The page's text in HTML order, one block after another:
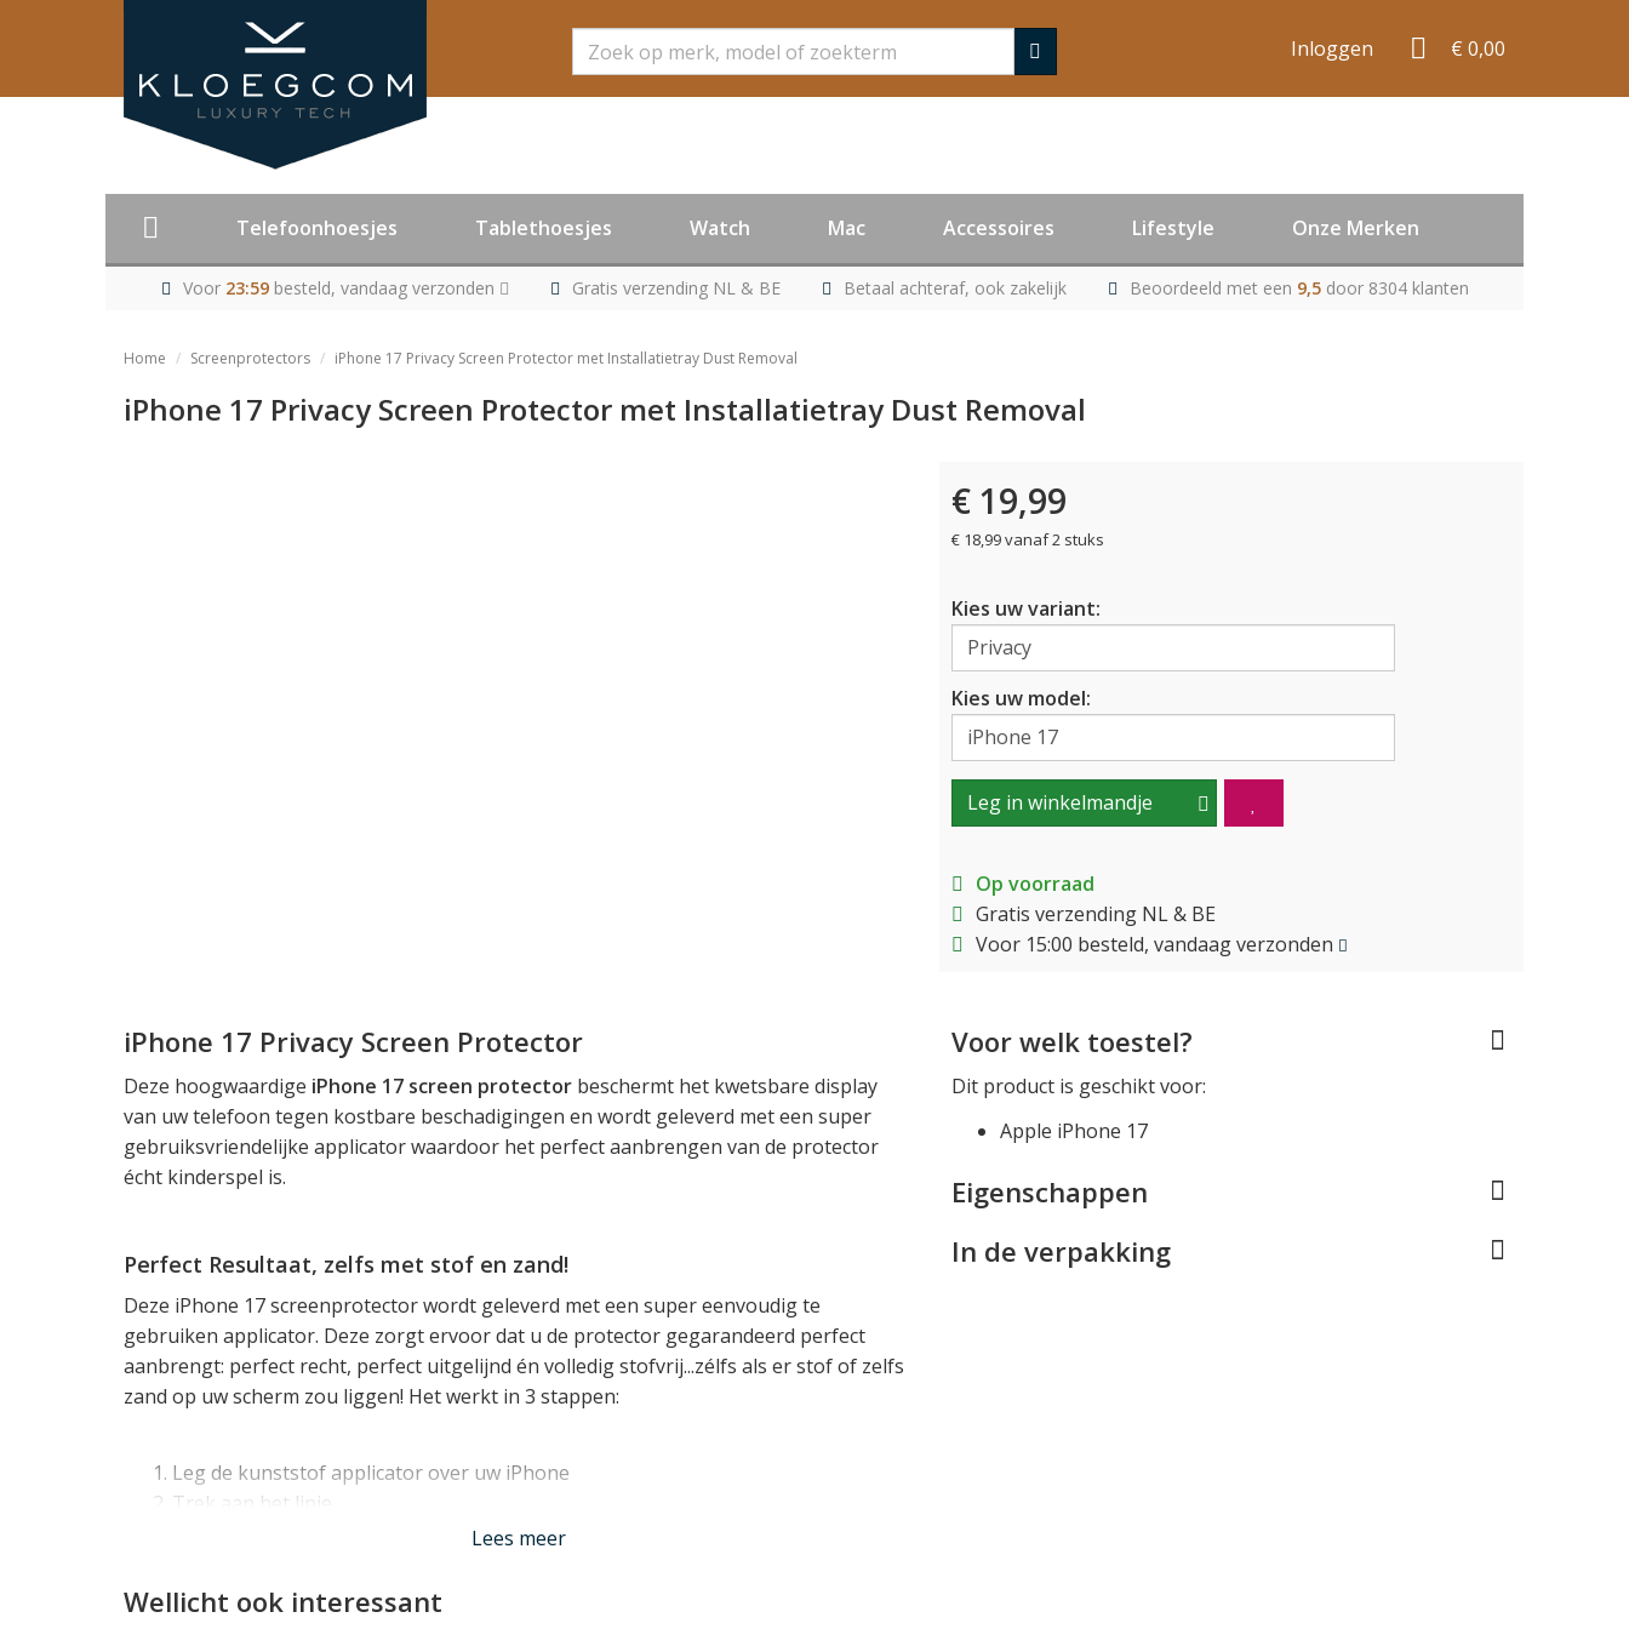
Zoeken Inloggen € 0,00
Telefoonhoesjes Tablethoesjes Watch Mac Accessoires Lifestyle Onze Merken
Voor 23:59besteld, vandaag verzonden Gratis verzending NL & BE Betaal achteraf, ook zakelijk Beoordeeld met een 9,5 door 8304 klanten
Home Screenprotectors iPhone 17 Privacy Screen Protector met Installatietray Dust Removal
iPhone 17 Privacy Screen Protector met Installatietray Dust Removal
€ 19,99
€ 18,99 vanaf 2 stuks
Kies uw variant:
Kies uw model:
Leg in winkelmandje
Op voorraad
Gratis verzending NL & BE
Voor 15:00 besteld, vandaag verzonden
iPhone 17 Privacy Screen Protector
Deze hoogwaardige iPhone 17 screen protector beschermt het kwetsbare display
van uw telefoon tegen kostbare beschadigingen en wordt geleverd met een super
gebruiksvriendelijke applicator waardoor het perfect aanbrengen van de protector
écht kinderspel is.
Perfect Resultaat, zelfs met stof en zand!
Deze iPhone 17 screenprotector wordt geleverd met een super eenvoudig te
gebruiken applicator. Deze zorgt ervoor dat u de protector gegarandeerd perfect
aanbrengt: perfect recht, perfect uitgelijnd én volledig stofvrij...zélfs als er stof of zelfs
zand op uw scherm zou liggen! Het werkt in 3 stappen:
Leg de kunststof applicator over uw iPhone
Trek aan het lipje
screen protector.
Lees meer
Voor welk toestel?
Dit product is geschikt voor:
Apple iPhone 17
Eigenschappen
In de verpakking
Wellicht ook interessant